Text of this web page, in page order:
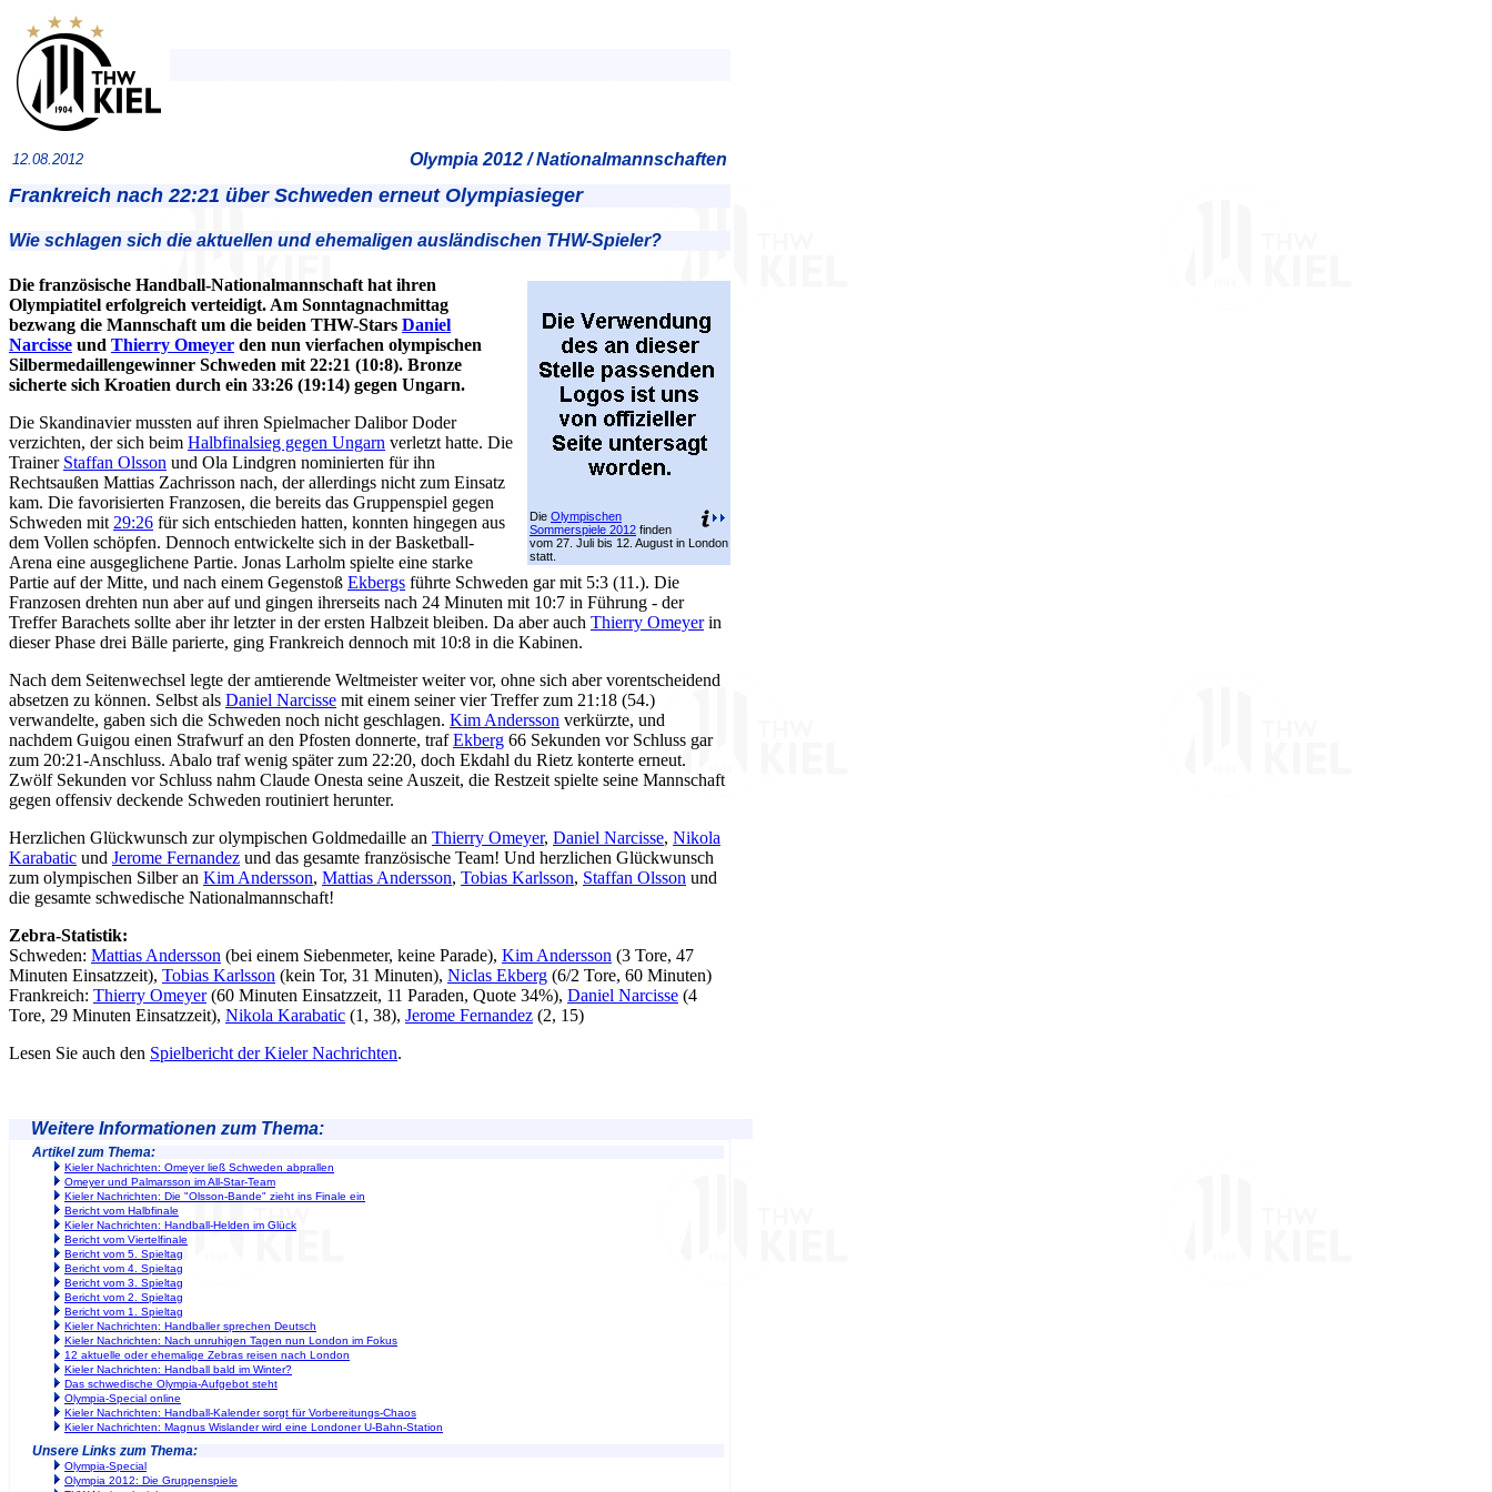
12.08.2012 Olympia 2012 / Nationalmannschaften
Frankreich nach 22:21 über Schweden erneut Olympiasieger
Wie schlagen sich die aktuellen und ehemaligen ausländischen THW-Spieler?
Die Olympischen
Sommerspiele 2012 finden
vom 27. Juli bis 12. August in London
statt.
Die französische Handball-Nationalmannschaft hat ihren
Olympiatitel erfolgreich verteidigt. Am Sonntagnachmittag
bezwang die Mannschaft um die beiden THW-Stars Daniel
Narcisse und Thierry Omeyer den nun vierfachen olympischen
Silbermedaillengewinner Schweden mit 22:21 (10:8). Bronze
sicherte sich Kroatien durch ein 33:26 (19:14) gegen Ungarn.
Die Skandinavier mussten auf ihren Spielmacher Dalibor Doder
verzichten, der sich beim Halbfinalsieg gegen Ungarn verletzt hatte. Die
Trainer Staffan Olsson und Ola Lindgren nominierten für ihn
Rechtsaußen Mattias Zachrisson nach, der allerdings nicht zum Einsatz
kam. Die favorisierten Franzosen, die bereits das Gruppenspiel gegen
Schweden mit 29:26 für sich entschieden hatten, konnten hingegen aus
dem Vollen schöpfen. Dennoch entwickelte sich in der Basketball-
Arena eine ausgeglichene Partie. Jonas Larholm spielte eine starke
Partie auf der Mitte, und nach einem Gegenstoß Ekbergs führte Schweden gar mit 5:3 (11.). Die
Franzosen drehten nun aber auf und gingen ihrerseits nach 24 Minuten mit 10:7 in Führung - der
Treffer Barachets sollte aber ihr letzter in der ersten Halbzeit bleiben. Da aber auch Thierry Omeyerin
dieser Phase drei Bälle parierte, ging Frankreich dennoch mit 10:8 in die Kabinen.
Nach dem Seitenwechsel legte der amtierende Weltmeister weiter vor, ohne sich aber vorentscheidend
absetzen zu können. Selbst als Daniel Narcisse mit einem seiner vier Treffer zum 21:18 (54.)
verwandelte, gaben sich die Schweden noch nicht geschlagen. Kim Andersson verkürzte, und
nachdem Guigou einen Strafwurf an den Pfosten donnerte, trafEkberg 66 Sekunden vor Schluss gar
zum 20:21-Anschluss. Abalo traf wenig später zum 22:20, doch Ekdahl du Rietz konterte erneut.
Zwölf Sekunden vor Schluss nahm Claude Onesta seine Auszeit, die Restzeit spielte seine Mannschaft
gegen offensiv deckende Schweden routiniert herunter.
Herzlichen Glückwunsch zur olympischen Goldmedaille an Thierry Omeyer, Daniel Narcisse, Nikola
Karabatic und Jerome Fernandez und das gesamte französische Team! Und herzlichen Glückwunsch
zum olympischen Silber an Kim Andersson, Mattias Andersson, Tobias Karlsson, Staffan Olsson und
die gesamte schwedische Nationalmannschaft!
Zebra-Statistik:
Schweden: Mattias Andersson (bei einem Siebenmeter, keine Parade), Kim Andersson (3 Tore, 47
Minuten Einsatzzeit), Tobias Karlsson (kein Tor, 31 Minuten), Niclas Ekberg (6/2 Tore, 60 Minuten)
Frankreich: Thierry Omeyer(60 Minuten Einsatzzeit, 11 Paraden, Quote 34%), Daniel Narcisse (4
Tore, 29 Minuten Einsatzzeit), Nikola Karabatic (1, 38), Jerome Fernandez (2, 15)
Lesen Sie auch den Spielbericht der Kieler Nachrichten.
Weitere Informationen zum Thema:
Artikel zum Thema:
Kieler Nachrichten: Omeyer ließ Schweden abprallen
Omeyer und Palmarsson im All-Star-Team
Kieler Nachrichten: Die "Olsson-Bande" zieht ins Finale ein
Bericht vom Halbfinale
Kieler Nachrichten: Handball-Helden im Glück
Bericht vom Viertelfinale
Bericht vom 5. Spieltag
Bericht vom 4. Spieltag
Bericht vom 3. Spieltag
Bericht vom 2. Spieltag
Bericht vom 1. Spieltag
Kieler Nachrichten: Handballer sprechen Deutsch
Kieler Nachrichten: Nach unruhigen Tagen nun London im Fokus
12 aktuelle oder ehemalige Zebras reisen nach London
Kieler Nachrichten: Handball bald im Winter?
Das schwedische Olympia-Aufgebot steht
Olympia-Special online
Kieler Nachrichten: Handball-Kalender sorgt für Vorbereitungs-Chaos
Kieler Nachrichten: Magnus Wislander wird eine Londoner U-Bahn-Station
Unsere Links zum Thema:
Olympia-Special
Olympia 2012: Die Gruppenspiele